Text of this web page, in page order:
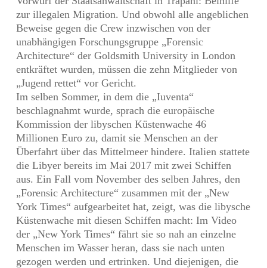
zur illegalen Migration. Und obwohl alle angeblichen
Beweise gegen die Crew inzwischen von der
unabhängigen Forschungsgruppe „Forensic
Architecture“ der Goldsmith University in London
entkräftet wurden, müssen die zehn Mitglieder von
„Jugend rettet“ vor Gericht.
Im selben Sommer, in dem die „Iuventa“
beschlagnahmt wurde, sprach die europäische
Kommission der libyschen Küstenwache 46
Millionen Euro zu, damit sie Menschen an der
Überfahrt über das Mittelmeer hindere. Italien stattete
die Libyer bereits im Mai 2017 mit zwei Schiffen
aus. Ein Fall vom November des selben Jahres, den
„Forensic Architecture“ zusammen mit der „New
York Times“ aufgearbeitet hat, zeigt, was die libysche
Küstenwache mit diesen Schiffen macht: Im Video
der „New York Times“ fährt sie so nah an einzelne
Menschen im Wasser heran, dass sie nach unten
gezogen werden und ertrinken. Und diejenigen, die